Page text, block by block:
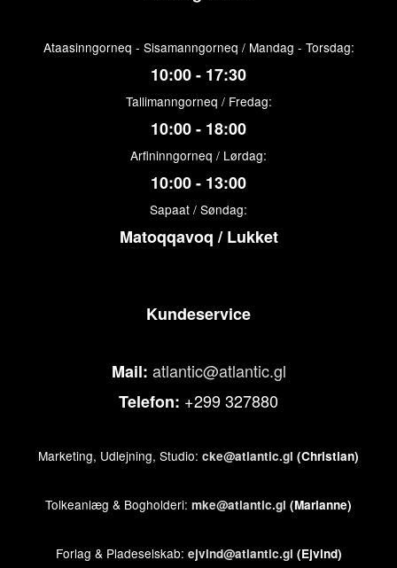
Ataasinngorneq - Sisamanngorneq / Mandag - Torsdag:
10:00 - 17:30
Tallimanngorneq / Fredag:
10:00 - 18:00
Arfininngorneq / Lørdag:
10:00 - 13:00
Sapaat / Søndag:
Matoqqavoq / Lukket
Kundeservice
Mail: atlantic@atlantic.gl
Telefon: +299 327880
Marketing, Udlejning, Studio: cke@atlantic.gl (Christian)
Tolkeanlæg & Bogholderi: mke@atlantic.gl (Marianne)
Forlag & Pladeselskab: ejvind@atlantic.gl (Ejvind)